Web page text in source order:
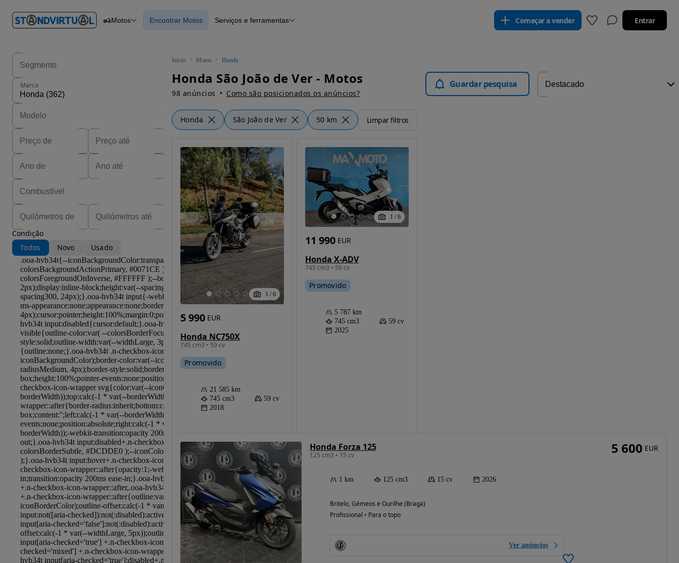
em
Carros Carros
Motos Encontrar Motos Serviços e ferramentas Começar a vender Entrar
Início Motos Honda
Honda São João de Ver - Motos
98 anúncios Como são posicionados os anúncios?
Guardar pesquisa
Honda São João de Ver 50 km Limpar filtros
Marca
Condição
Todos
Novo Usado
1 / 6
Honda NC750X
745 cm3 • 59 cv
5 990 EUR
Promovido
21 585 km
745 cm3
59 cv
2018
1 / 6
Honda X-ADV
745 cm3 • 59 cv
11 990 EUR
Promovido
5 787 km
745 cm3
59 cv
2025
Honda Forza 125
125 cm3 • 15 cv
1 km 125 cm3 15 cv 2026
Britelo, Gémeos e Ourilhe (Braga)
Profissional • Para o topo
Ver anúncios
5 600 EUR